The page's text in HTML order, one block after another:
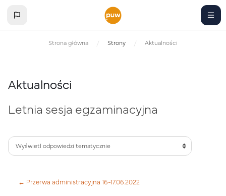
Strona główna Strony Aktualności
Aktualności
Letnia sesja egzaminacyjna
← Przerwa administracyjna 16-17.06.2022